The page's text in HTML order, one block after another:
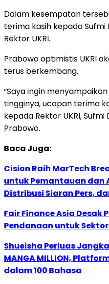
Dalam kesempatan
terima kasih kepada Sufmi
Rektor UKRI.
Prabowo optimistis UKRI
terus berkembang.
“Saya ingin
tingginya, ucapan terima
kepada Rektor UKRI,
Prabowo.
Baca Juga:
Cision Raih MarTech
untuk Pemantauan dan
Distribusi Siaran Pers,
Fair Finance Asia Desak
Pendanaan untuk Sektor
Shueisha Perluas
MANGA MILLION,
dalam 100 Bahasa